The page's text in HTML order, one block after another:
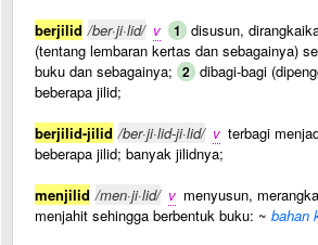
berjilid /ber·ji·lid/ v 1 disusun,
(tentang lembaran kertas dan sebagainya)
buku dan sebagainya; 2 dibagi-bagi
beberapa jilid;
berjilid-jilid /ber·ji·lid-ji·lid/ v terbagi
beberapa jilid; banyak jilidnya;
menjilid /men·ji·lid/ v menyusun,
menjahit sehingga berbentuk buku: ~ bahan